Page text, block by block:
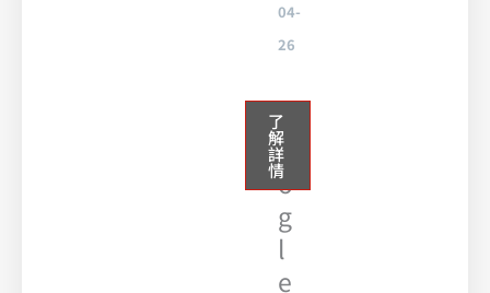
04-
26
G
o
o
g
l
e
了
解
詳
情